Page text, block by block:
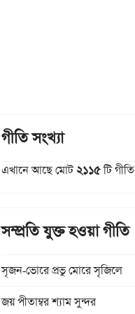
গীতি সংখ্যা
এখানে আছে মোট২১১৫টি গীতি
সম্প্রতি যুক্ত হওয়া গীতি
সৃজন-ভোরে প্রভু মোরে সৃজিলে
জয় পীতাম্বর শ্যাম সুন্দর